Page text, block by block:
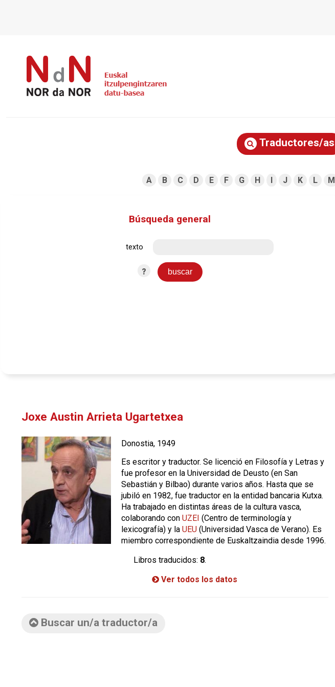
Traductores/as
A B C D E F G H I J K L M
Búsqueda general
texto
?
Joxe Austin Arrieta Ugartetxea
Donostia, 1949
Es escritor y traductor. Se licenció en Filosofía y Letras y
fue profesor en la Universidad de Deusto (en San
Sebastián y Bilbao) durante varios años. Hasta que se
jubiló en 1982, fue traductor en la entidad bancaria Kutxa.
Ha trabajado en distintas áreas de la cultura vasca,
colaborando con UZEI (Centro de terminología y
lexicografía) y la UEU (Universidad Vasca de Verano). Es
miembro correspondiente de Euskaltzaindia desde 1996.
Libros traducidos: 8.
Ver todos los datos
Buscar un/a traductor/a